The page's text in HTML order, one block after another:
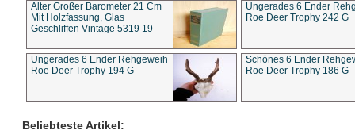
Alter Großer Barometer 21 Cm
Mit Holzfassung, Glas
Geschliffen Vintage 5319 19
Ungerades 6 Ender
Roe Deer Trophy 242 G
Ungerades 6 Ender Rehgeweih
Roe Deer Trophy 194 G
Schönes 6 Ender
Roe Deer Trophy 186 G
Beliebteste Artikel: